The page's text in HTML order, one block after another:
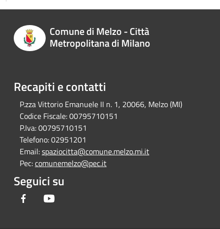
Comune di Melzo - Città
Metropolitana di Milano
Recapiti e contatti
P.zza Vittorio Emanuele II n. 1, 20066, Melzo (MI)
Codice Fiscale:00795710151
P.Iva:00795710151
Telefono:02951201
Email:spaziocitta@comune.melzo.mi.it
Pec:comunemelzo@pec.it
Seguici su
Facebook